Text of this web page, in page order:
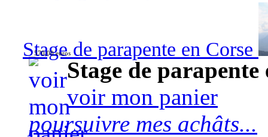
Stage de parapente en Corse
570,00 euros
Stage de
voir mon panier
poursuivre mes achâts...